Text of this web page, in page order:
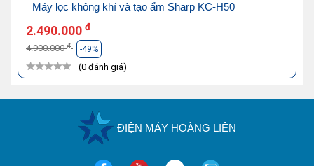
Máy lọc không khí và tạo ẩm Sharp KC-H50
2.490.000 đ
4.900.000đ -49%
(0 đánh giá)
ĐIỆN MÁY HOÀNG LIÊN